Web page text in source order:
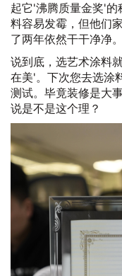
起它'沸腾质量金奖'
料容易发霉，但他们
了两年依然干干净净。
说到底，选艺术涂料
在美'。下次您去选涂
测试。毕竟装修是大
说是不是这个理？